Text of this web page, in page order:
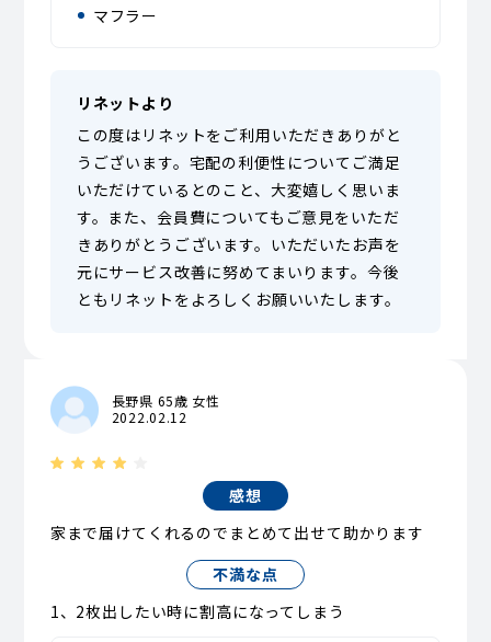
マフラー
リネットより
この度はリネットをご利用いただきありがと
うございます。宅配の利便性についてご満足
いただけているとのこと、大変嬉しく思いま
す。また、会員費についてもご意見をいただ
きありがとうございます。いただいたお声を
元にサービス改善に努めてまいります。今後
ともリネットをよろしくお願いいたします。
長野県 65歳 女性
2022.02.12
感想
家まで届けてくれるのでまとめて出せて助かります
不満な点
1、2枚出したい時に割高になってしまう